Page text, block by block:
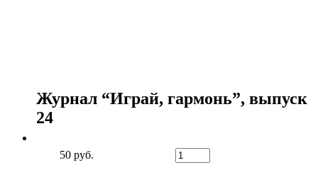
Журнал “Играй, гармонь”, выпуск
24
50 руб.